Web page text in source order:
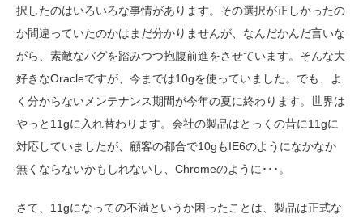
択したのはいろいろな事情があります。その選択が正しかったの
か間違っていたのかはまだ分かりませんが、なんだかんだ言いな
がら、素敵なバグを踏みつつ抱腹前進をさせています。そんな大
好きなOracleですが、今までは10gを使っていました。でも、よ
く分からないメンテナンス期間が今年の夏に終わります。世界は
やっと11gに入れ替わります。会社の製品はとっくの昔に11gに
対応していましたが、顧客の都合で10gもIE6のようになかなか
無くならないかもしれないし、Chromeのように･･･。
さて、11gになっての不満というか困ったことは、製品は正式な